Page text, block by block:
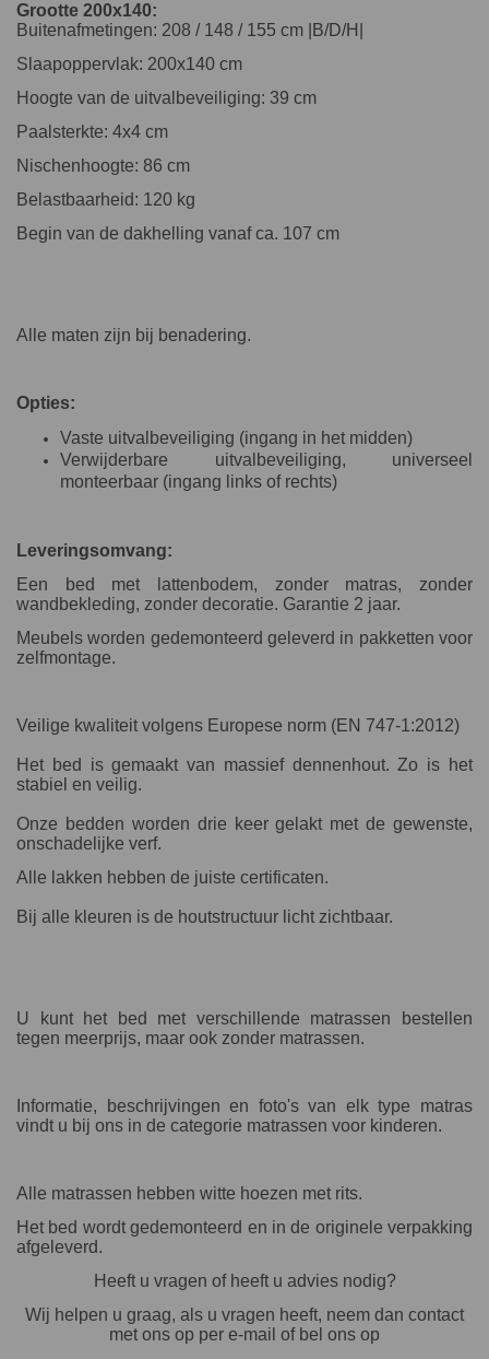
Grootte 200x140:
Buitenafmetingen: 208 / 148 / 155 cm |B/D/H|
Slaapoppervlak: 200x140 cm
Hoogte van de uitvalbeveiliging: 39 cm
Paalsterkte: 4x4 cm
Nischenhoogte: 86 cm
Belastbaarheid: 120 kg
Begin van de dakhelling vanaf ca. 107 cm
Alle maten zijn bij benadering.
Opties:
Vaste uitvalbeveiliging (ingang in het midden)
Verwijderbare uitvalbeveiliging, universeel
monteerbaar (ingang links of rechts)
Leveringsomvang:
Een bed met lattenbodem, zonder matras, zonder
wandbekleding, zonder decoratie. Garantie 2 jaar.
Meubels worden gedemonteerd geleverd in pakketten voor
zelfmontage.
Veilige kwaliteit volgens Europese norm (EN 747-1:2012)
Het bed is gemaakt van massief dennenhout. Zo is het
stabiel en veilig.
Onze bedden worden drie keer gelakt met de gewenste,
onschadelijke verf.
Alle lakken hebben de juiste certificaten.
Bij alle kleuren is de houtstructuur licht zichtbaar.
U kunt het bed met verschillende matrassen bestellen
tegen meerprijs, maar ook zonder matrassen.
Informatie, beschrijvingen en foto's van elk type matras
vindt u bij ons in de categorie matrassen voor kinderen.
Alle matrassen hebben witte hoezen met rits.
Het bed wordt gedemonteerd en in de originele verpakking
afgeleverd.
Heeft u vragen of heeft u advies nodig?
Wij helpen u graag, als u vragen heeft, neem dan contact
met ons op per e-mail of bel ons op